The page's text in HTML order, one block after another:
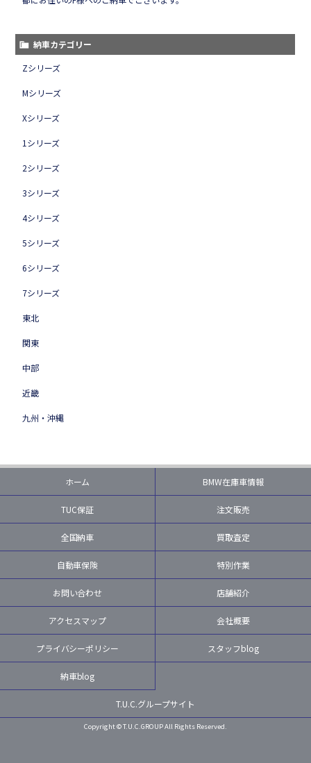
納車カテゴリー
Zシリーズ
Mシリーズ
Xシリーズ
1シリーズ
2シリーズ
3シリーズ
4シリーズ
5シリーズ
6シリーズ
7シリーズ
東北
関東
中部
近畿
九州・沖縄
ホーム BMW在庫車情報
TUC保証 注文販売
全国納車 買取査定
自動車保険 特別作業
お問い合わせ 店舗紹介
アクセスマップ 会社概要
プライバシーポリシー スタッフblog
納車blog
T.U.C.グループサイト
Copyright © T.U.C.GROUP All Rights Reserved.